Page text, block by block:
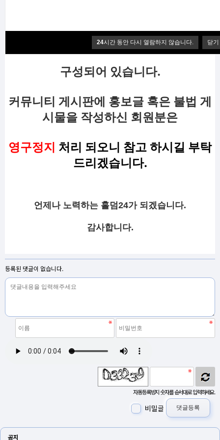
24시간 동안 다시 열람하지 않습니다. 닫기
석 공유 게시판으로
구성되어 있습니다.
커뮤니티 게시판에 홍보글 혹은 불법 게
시물을 작성하신 회원분은
영구정지 처리 되오니 참고 하시길 부탁
드리겠습니다.
언제나 노력하는 홀덤24가 되겠습니다.
감사합니다.
등록된 댓글이 없습니다.
자동등록방지 숫자를 순서대로 입력하세요.
비밀글 댓글등록
공지